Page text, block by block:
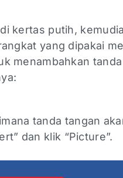
kertas putih,
yang dipakai
menambahkan
tanda tangan
dan klik “Picture”.